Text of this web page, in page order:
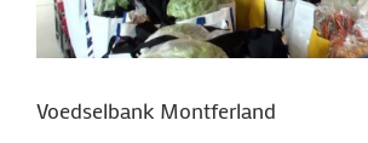
Voedselbank Montferland